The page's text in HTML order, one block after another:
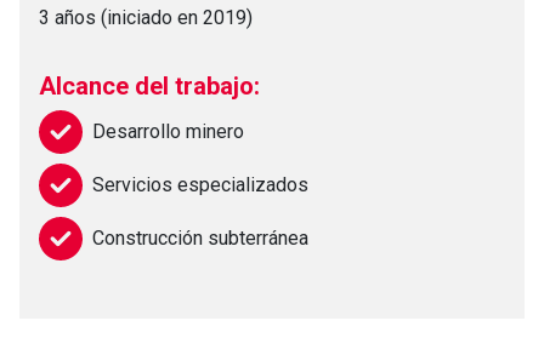
3 años (iniciado en 2019)
Alcance del trabajo:
Desarrollo minero
Servicios especializados
Construcción subterránea